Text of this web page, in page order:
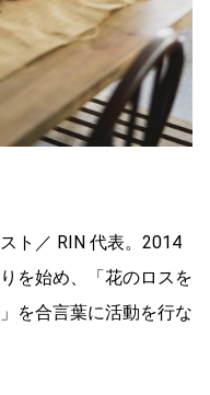
ト／ RIN 代表。2014
を始め、「花のロスを
を合言葉に活動を行な